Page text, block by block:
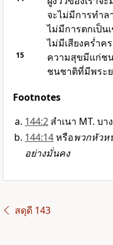
จะไม่มีการทำล
ไม่มีการตกเป็น
ไม่มีเสียงคร่ำค
15
ความสุขมีแก่ช
ชนชาติที่มีพระย
Footnotes
144:2 สำเนา MT. บา
144:14หรือพวกหัวห
อย่างมั่นคง
สดุดี 143